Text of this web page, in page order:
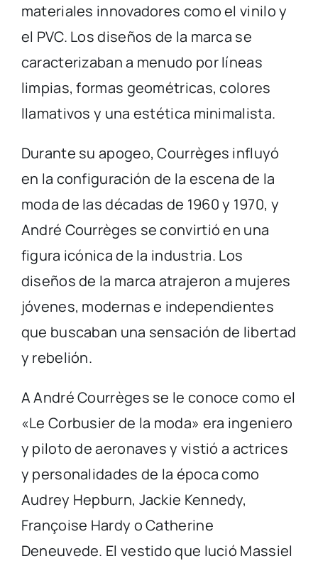
materiales innovadores como el vinilo y
el PVC. Los diseños de la marca se
caracterizaban a menudo por líneas
limpias, formas geométricas, colores
llamativos y una estética minimalista.
Durante su apogeo, Courrèges influyó
en la configuración de la escena de la
moda de las décadas de 1960 y 1970, y
André Courrèges se convirtió en una
figura icónica de la industria. Los
diseños de la marca atrajeron a mujeres
jóvenes, modernas e independientes
que buscaban una sensación de libertad
y rebelión.
A André Courrèges se le conoce como el
«Le Corbusier de la moda» era ingeniero
y piloto de aeronaves y vistió a actrices
y personalidades de la época como
Audrey Hepburn, Jackie Kennedy,
Françoise Hardy o Catherine
Deneuvede. El vestido que lució Massiel